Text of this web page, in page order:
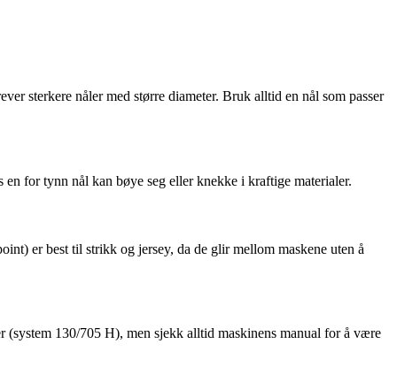
sterkere nåler med større diameter. Bruk alltid en nål som passer
for tynn nål kan bøye seg eller knekke i kraftige materialer.
er best til strikk og jersey, da de glir mellom maskene uten å
(system 130/705 H), men sjekk alltid maskinens manual for å være